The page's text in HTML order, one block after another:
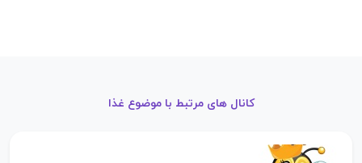
کانال های مرتبط با موضوع غذا